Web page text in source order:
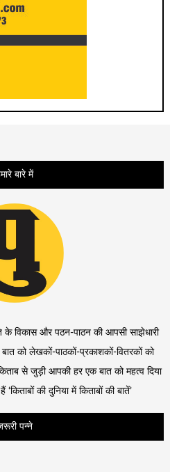
बारे में
के विकास और पठन-पाठन की आपसी साझेधारी
को लेखकों-पाठकों-प्रकाशकों-वितरकों को
से जुड़ी आपकी हर एक बात को महत्व दिया
की दुनिया में किताबों की बातें’
पन्ने